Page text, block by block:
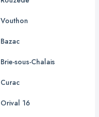
Vouthon
Bazac
Brie-sous-Chalais
Curac
Orival 16